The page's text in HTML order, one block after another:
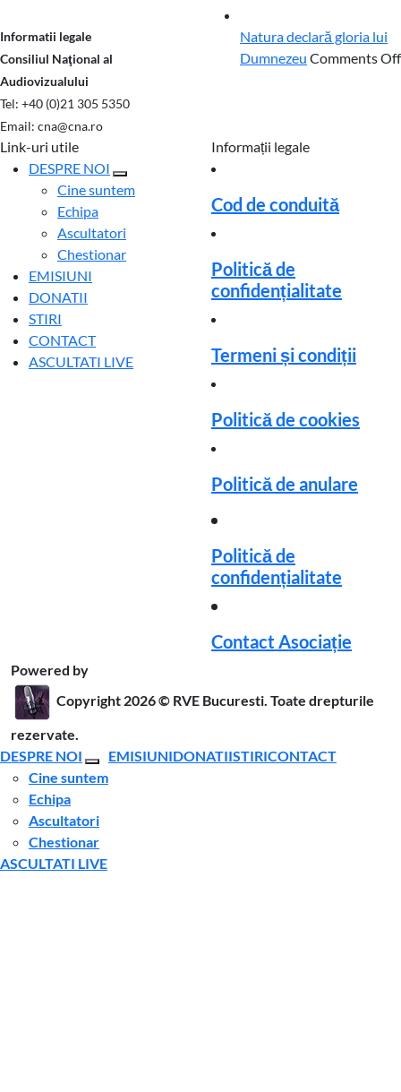
Informatii legale
Consiliul Naţional al
Audiovizualului
Tel: +40 (0)21 305 5350
Email: cna@cna.ro
care
Natura declară gloria lui
Dumnezeu Comments Off
Link-uri utile
DESPRE NOI
Cine suntem
Echipa
Ascultatori
Chestionar
EMISIUNI
DONATII
STIRI
CONTACT
ASCULTATI LIVE
Informații legale
Cod de conduită
Politică de
confidențialitate
Termeni și condiții
Politică de cookies
Politică de anulare
Politică de
confidențialitate
Contact Asociație
Powered by
Copyright 2026 © RVE Bucuresti. Toate drepturile
rezervate.
DESPRE NOI
Cine suntem
Echipa
Ascultatori
Chestionar
EMISIUNIDONATIISTIRICONTACT
ASCULTATI LIVE